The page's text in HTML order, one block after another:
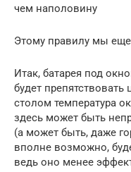
чем наполовину
Этому правилу мы
Итак, батарея под
будет препятствовать
столом температура
здесь может быть
(а может быть, даже
вполне возможно,
ведь оно менее